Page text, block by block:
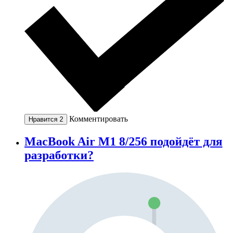
Нравится 2 Комментировать
MacBook Air M1 8/256 подойдёт для
разработки?